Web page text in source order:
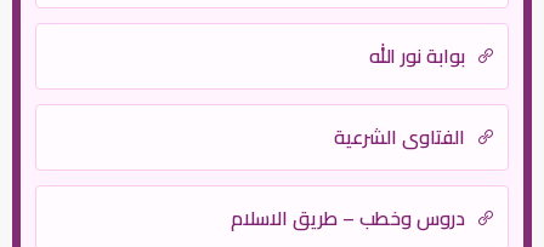
بوابة نور الله
الفتاوى الشرعية
دروس وخطب – طريق الاسلام